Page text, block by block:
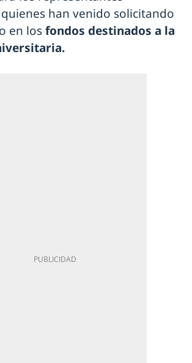
han venido solicitando
en losfondos destinados a la